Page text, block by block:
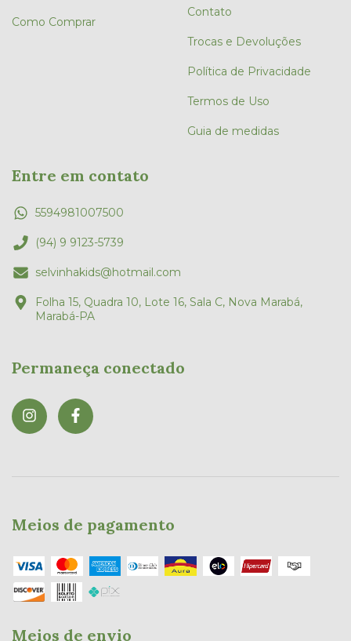
Como Comprar
Contato
Trocas e Devoluções
Política de Privacidade
Termos de Uso
Guia de medidas
Entre em contato
5594981007500
(94) 9 9123-5739
selvinhakids@hotmail.com
Folha 15, Quadra 10, Lote 16, Sala C, Nova Marabá,
Marabá-PA
Permaneça conectado
Meios de pagamento
Meios de envio